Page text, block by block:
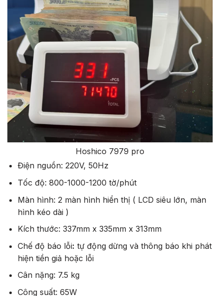
Hoshico 7979 pro
Điện nguồn: 220V, 50Hz
Tốc độ: 800-1000-1200 tờ/phút
Màn hình: 2 màn hình hiển thị ( LCD siêu lớn, màn
hình kéo dài )
Kích thước: 337mm x 335mm x 313mm
Chế độ báo lỗi: tự động dừng và thông báo khi phát
hiện tiền giả hoặc lỗi
Cân nặng: 7.5 kg
Công suất: 65W